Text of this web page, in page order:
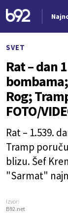
SVET
Rat – dan
Rog;
FOTO/
Rat – 1.539.
Tramp
blizu. Šef
"Sarmat"
Izvor:
B92.net